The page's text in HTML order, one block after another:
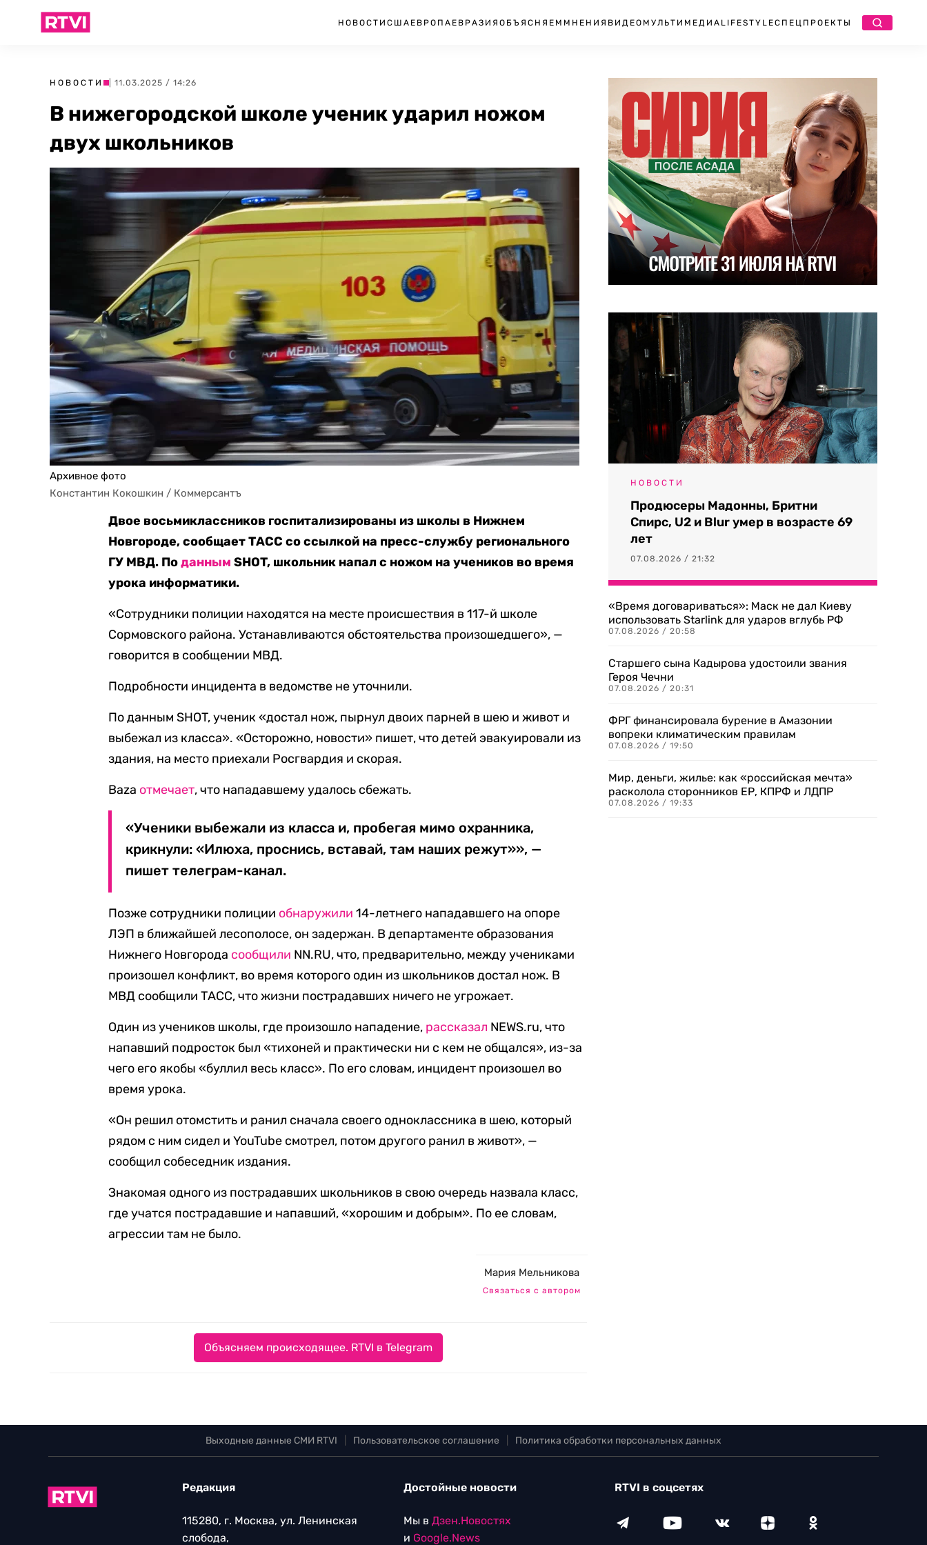
НОВОСТИ США ЕВРОПА ЕВРАЗИЯ ОБЪЯСНЯЕМ МНЕНИЯ ВИДЕО МУЛЬТИМЕДИА LIFESTYLEСПЕЦПРОЕКТЫ
НОВОСТИ | 11.03.2025 / 14:26
В нижегородской школе ученик ударил ножом
двух школьников
Архивное фото
Константин Кокошкин / Коммерсантъ
Двое восьмиклассников госпитализированы из школы в Нижнем
Новгороде, сообщает ТАСС со ссылкой на пресс-службу регионального
ГУ МВД. Поданным SHOT, школьник напал с ножом на учеников во время
урока информатики.
«Сотрудники полиции находятся на месте происшествия в 117-й школе
Сормовского района. Устанавливаются обстоятельства произошедшего», —
говорится в сообщении МВД.
Подробности инцидента в ведомстве не уточнили.
По данным SHOT, ученик «достал нож, пырнул двоих парней в шею и живот и
выбежал из класса». «Осторожно, новости» пишет, что детей эвакуировали из
здания, на место приехали Росгвардия и скорая.
Baza отмечает, что нападавшему удалось сбежать.
«Ученики выбежали из класса и, пробегая мимо охранника,
крикнули: «Илюха, проснись, вставай, там наших режут»», —
пишет телеграм-канал.
Позже сотрудники полиции обнаружили 14-летнего нападавшего на опоре
ЛЭП в ближайшей лесополосе, он задержан. В департаменте образования
Нижнего Новгорода сообщили NN.RU, что, предварительно, между учениками
произошел конфликт, во время которого один из школьников достал нож. В
МВД сообщили ТАСС, что жизни пострадавших ничего не угрожает.
Один из учеников школы, где произошло нападение, рассказал NEWS.ru, что
напавший подросток был «тихоней и практически ни с кем не общался», из-за
чего его якобы «буллил весь класс». По его словам, инцидент произошел во
время урока.
«Он решил отомстить и ранил сначала своего одноклассника в шею, который
рядом с ним сидел и YouTube смотрел, потом другого ранил в живот», —
сообщил собеседник издания.
Знакомая одного из пострадавших школьников в свою очередь назвала класс,
где учатся пострадавшие и напавший, «хорошим и добрым». По ее словам,
агрессии там не было.
Мария Мельникова
Связаться с автором
Объясняем происходящее. RTVI в Telegram
НОВОСТИ
Продюсеры Мадонны, Бритни
Спирс, U2 и Blur умер в возрасте 69
лет
07.08.2026 / 21:32
«Время договариваться»: Маск не дал Киеву
использовать Starlink для ударов вглубь РФ
07.08.2026 / 20:58
Старшего сына Кадырова удостоили звания
Героя Чечни
07.08.2026 / 20:31
ФРГ финансировала бурение в Амазонии
вопреки климатическим правилам
07.08.2026 / 19:50
Мир, деньги, жилье: как «российская мечта»
расколола сторонников ЕР, КПРФ и ЛДПР
07.08.2026 / 19:33
Выходные данные СМИ RTVI Пользовательское соглашение Политика обработки персональных данных
Редакция
115280, г. Москва, ул. Ленинская
слобода,
Достойные новости
Мы в Дзен.Новостях
и Google.News
RTVI в соцсетях